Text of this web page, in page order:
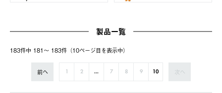
製品一覧
183件中 181〜 183件（10ページ⽬を表⽰中）
前へ 2 ... 7 8 9 10 次へ